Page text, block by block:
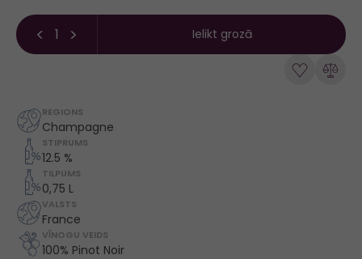
Ielikt grozā
REGIONS
Champagne
STIPRUMS
12.5 %
TILPUMS
0,75 L
VALSTS
France
VĪNOGU VEIDS
100% Pinot Noir